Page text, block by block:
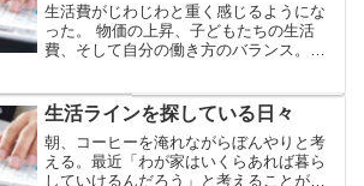
生活費がじわじわと重く感じるようにな
った。 物価の上昇、子どもたちの生活
費、そして自分の働き方のバランス。
から受け止めた気がする。死別してシン
ママになったとき、世界の...
生活ラインを探している日々
朝、コーヒーを淹れながらぼんやりと考
える。最近「わが家はいくらあれば暮ら
していけるんだろう」と考えることが増